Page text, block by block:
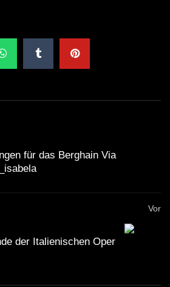
für das Berghain Via
Vor
der Italienischen Oper